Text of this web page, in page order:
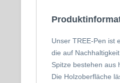
Unser TREE-Pen ist
die auf
Spitze bestehen aus
Die Holzoberfläche